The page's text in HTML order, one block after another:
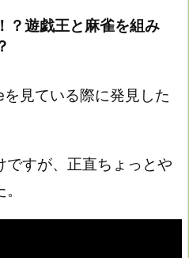
？遊戯王と麻雀を組み
見ている際に発見した
すが、正直ちょっとや